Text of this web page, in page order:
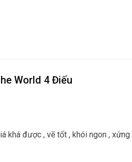
World 4 Điếu
khá được , vẽ tốt , khói ngon ,